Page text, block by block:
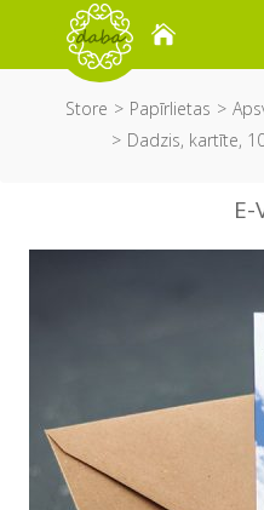
Store Papīrlietas
Dadzis, kartīte,
E-